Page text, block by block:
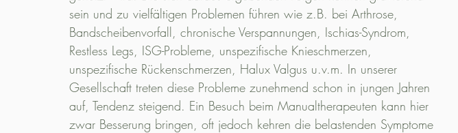
sein und zu vielfältigen Problemen führen wie z.B. bei Arthrose,
Bandscheibenvorfall, chronische Verspannungen, Ischias-Syndrom,
Restless Legs, ISG-Probleme, unspezifische Knieschmerzen,
unspezifische Rückenschmerzen, Halux Valgus u.v.m. In unserer
Gesellschaft treten diese Probleme zunehmend schon in jungen Jahren
auf, Tendenz steigend. Ein Besuch beim Manualtherapeuten kann hier
zwar Besserung bringen, oft jedoch kehren die belastenden Symptome